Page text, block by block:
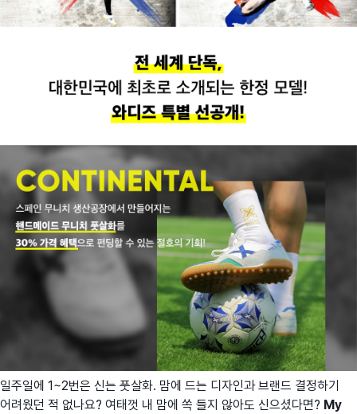
일주일에 1~2번은 신는 풋살화. 맘에 드는 디자인과 브랜드 결정하기
어려웠던 적 없나요? 여태껏 내 맘에 쏙 들지 않아도 신으셨다면? My